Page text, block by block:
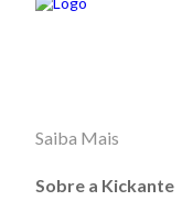
Saiba Mais
Sobre a Kickante